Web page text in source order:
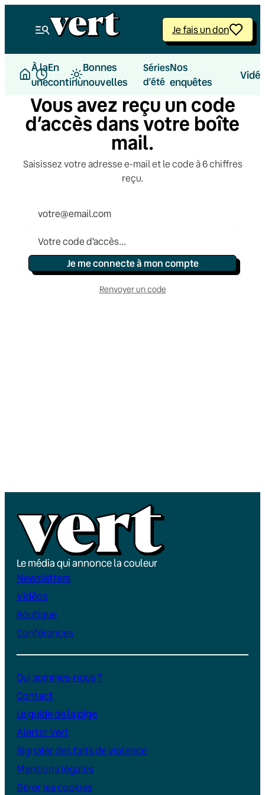
Je fais un don
À la
une
En
continu
Bonnes
nouvelles
Séries
d’été
Nos
enquêtes
Vous avez reçu un code
d’accès dans votre boîte
mail.
Saisissez votre adresse e-mail et le code à 6 chiffres
reçu.
Je me connecte à mon compte
Renvoyer un code
Le média qui annonce la couleur
Newsletters
Vidéos
Boutique
Conférences
Qui sommes-nous ?
Contact
Le guide de la pige
Alerter Vert
Signaler des faits de violence
Mentions légales
Gérer les cookies